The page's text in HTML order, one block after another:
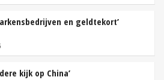
en geldtekort’
kijk op China’